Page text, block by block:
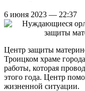
6 июня 2023 — 22:37
Центр защиты
Троицком храме
работы, которая
этого года. Центр
жизненной ситуации.